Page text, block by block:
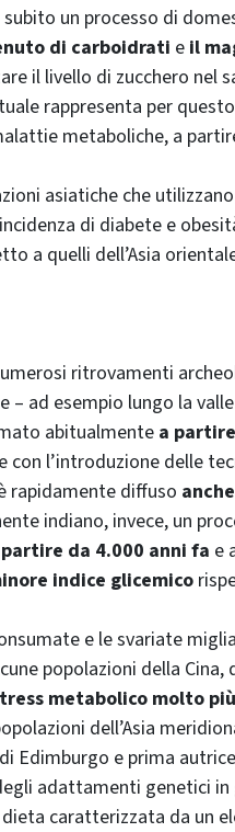
un processo di
di carboidrati e il
il livello di zucchero nel
rappresenta per questo
metaboliche, a
asiatiche che
di diabete e
a quelli dell’Asia
ritrovamenti
– ad esempio lungo la
abitualmente a
con l’introduzione delle
rapidamente diffuso
indiano, invece, un
da 4.000 anni fa e
indice glicemico
e le svariate
popolazioni della Cina,
metabolico molto
dell’Asia
Edimburgo e prima
adattamenti genetici
caratterizzata da un